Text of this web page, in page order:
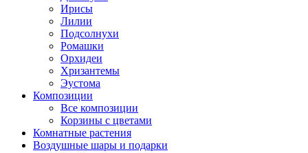
Ирисы
Лилии
Подсолнухи
Ромашки
Орхидеи
Хризантемы
Эустома
Композиции
Все композиции
Корзины с цветами
Комнатные растения
Воздушные шары и подарки